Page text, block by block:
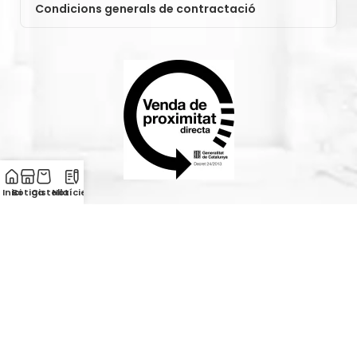
Condicions generals de contractació
IniciBotigaCistellaNotícies